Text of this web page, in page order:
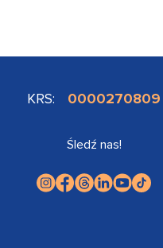
KRS: 0000270809
Śledź nas!